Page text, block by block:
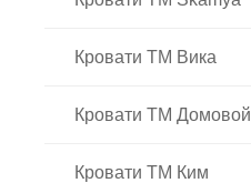
Кровати ТМ Вика
Кровати ТМ Домовой
Кровати ТМ Ким